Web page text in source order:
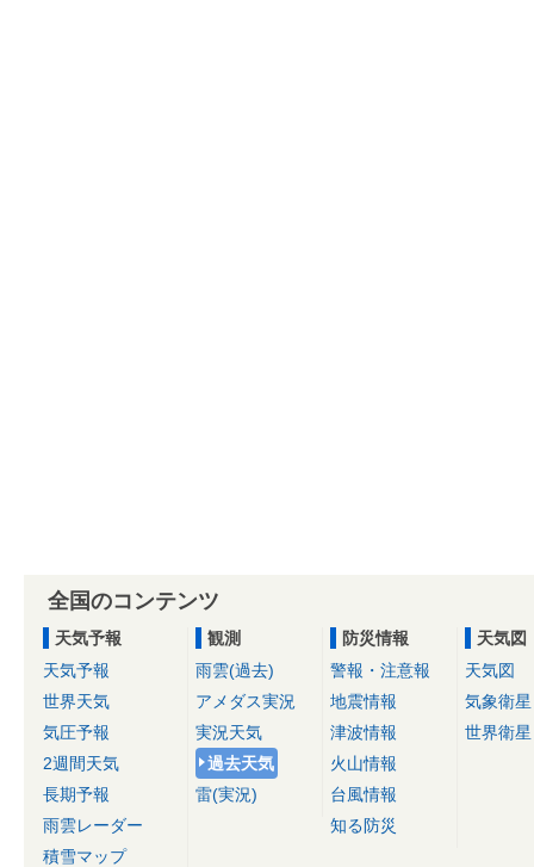
全国のコンテンツ
天気予報
天気予報
世界天気
気圧予報
2週間天気
長期予報
雨雲レーダー
積雪マップ
観測
雨雲(過去)
アメダス実況
実況天気
過去天気
雷(実況)
防災情報
警報・注意報
地震情報
津波情報
火山情報
台風情報
知る防災
天気図
天気図
気象衛星
世界衛星